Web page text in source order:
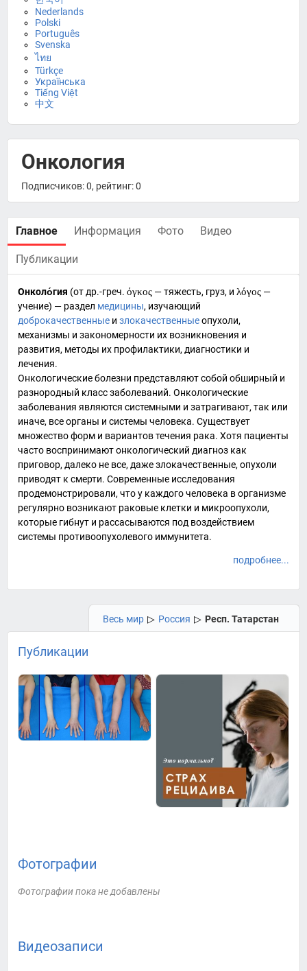
Nederlands
Polski
Português
Svenska
ไทย
Türkçe
Українська
Tiếng Việt
中文
Онкология
Подписчиков: 0, рейтинг: 0
Главное Информация Фото Видео
Публикации
Онколо́гия (от др.-греч. όγκος — тяжесть, груз, и λόγος —
учение) — раздел медицины, изучающий
доброкачественные и злокачественныеопухоли,
механизмы и закономерности их возникновения и
развития, методы их профилактики, диагностики и
лечения.
Онкологические болезни представляют собой обширный и
разнородный класс заболеваний. Онкологические
заболевания являются системными и затрагивают, так или
иначе, все органы и системы человека. Существует
множество форм и вариантов течения рака. Хотя пациенты
часто воспринимают онкологический диагноз как
приговор, далеко не все, даже злокачественные, опухоли
приводят к смерти. Современные исследования
продемонстрировали, что у каждого человека в организме
регулярно возникают раковые клетки и микроопухоли,
которые гибнут и рассасываются под воздействием
системы противоопухолевого иммунитета.
подробнее...
Весь мир ▷ Россия ▷ Респ. Татарстан
Публикации
Фотографии
Фотографии пока не добавлены
Видеозаписи